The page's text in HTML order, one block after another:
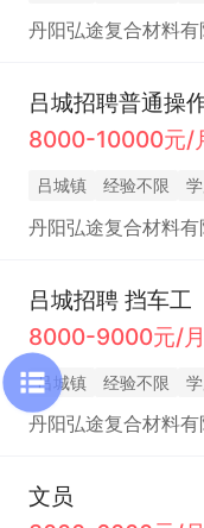
丹阳弘途复合材料有
吕城招聘普通操
8000-10000元/
吕城镇 经验不限
丹阳弘途复合材料有
吕城招聘 挡车工
8000-9000元/月
吕城镇 经验不限
丹阳弘途复合材料有
文员